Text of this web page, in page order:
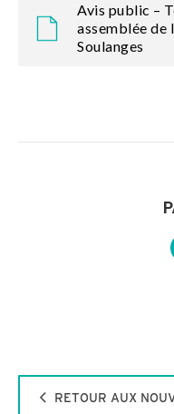
Avis public –
assemblée de
Soulanges
RETOUR AUX